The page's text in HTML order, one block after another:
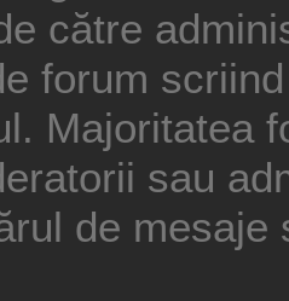
către
forum
Majoritatea
sau
de mesaje